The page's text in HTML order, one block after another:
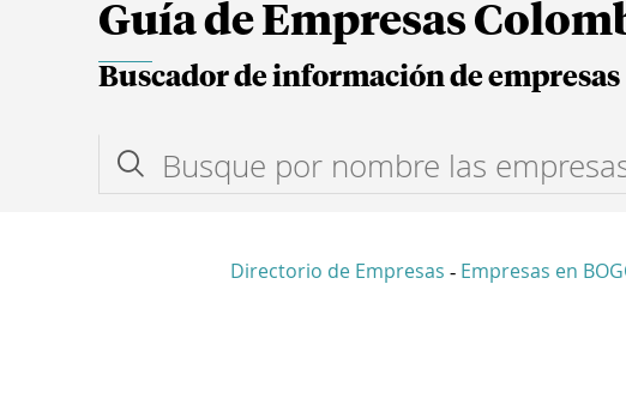
Guía de Empresas
Buscador de información de empresas
Directorio de Empresas - Empresas en